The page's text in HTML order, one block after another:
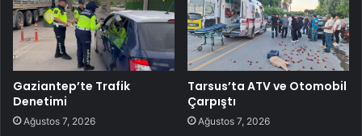
Gaziantep’te Trafik
Denetimi
Ağustos 7, 2026
Tarsus’ta ATV ve Otomobil
Çarpıştı
Ağustos 7, 2026